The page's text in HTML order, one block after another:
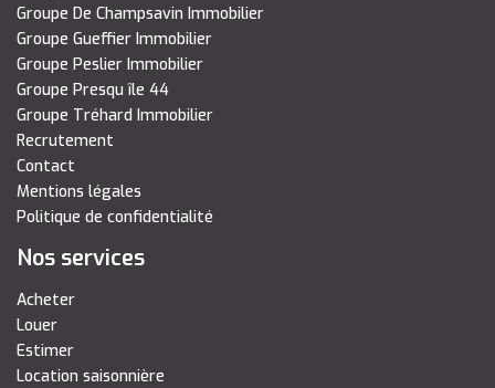
Groupe De Champsavin Immobilier
Groupe Gueffier Immobilier
Groupe Peslier Immobilier
Groupe Presqu île 44
Groupe Tréhard Immobilier
Recrutement
Contact
Mentions légales
Politique de confidentialité
Nos services
Acheter
Louer
Estimer
Location saisonnière